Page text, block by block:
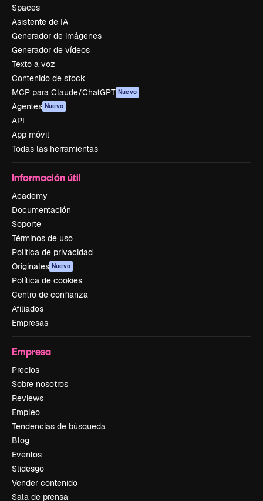
Spaces
Asistente de IA
Generador de imágenes
Generador de vídeos
Texto a voz
Contenido de stock
MCP para Claude/ChatGPT Nuevo
Agentes Nuevo
API
App móvil
Todas las herramientas
Información útil
Academy
Documentación
Soporte
Términos de uso
Política de privacidad
Originales Nuevo
Política de cookies
Centro de confianza
Afiliados
Empresas
Empresa
Precios
Sobre nosotros
Reviews
Empleo
Tendencias de búsqueda
Blog
Eventos
Slidesgo
Vender contenido
Sala de prensa